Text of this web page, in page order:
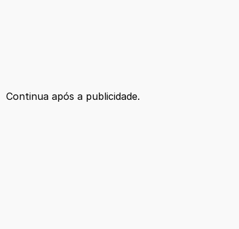
Continua após a publicidade.